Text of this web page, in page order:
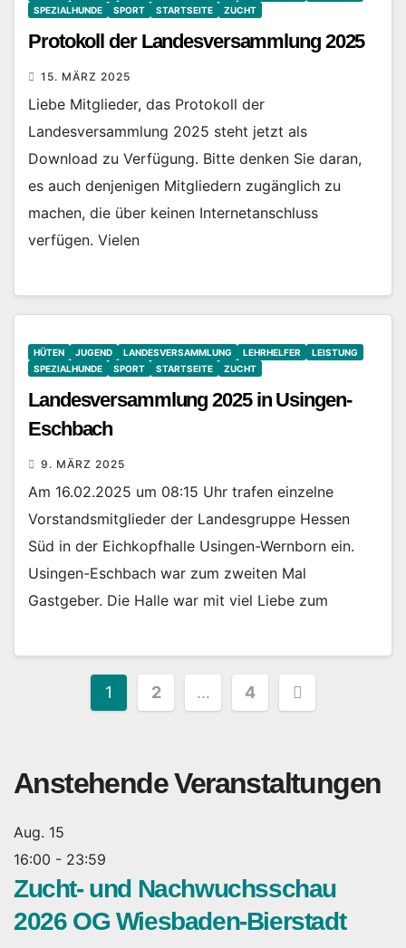
SPEZIALHUNDE SPORT STARTSEITE ZUCHT
Protokoll der Landesversammlung 2025
15. MÄRZ 2025
Liebe Mitglieder, das Protokoll der
Landesversammlung 2025 steht jetzt als
Download zu Verfügung. Bitte denken Sie daran,
es auch denjenigen Mitgliedern zugänglich zu
machen, die über keinen Internetanschluss
verfügen. Vielen
HÜTEN JUGEND LANDESVERSAMMLUNG LEHRHELFER
LEISTUNG
SPEZIALHUNDE
SPORT STARTSEITE ZUCHT
Landesversammlung 2025 in Usingen-
Eschbach
9. MÄRZ 2025
Am 16.02.2025 um 08:15 Uhr trafen einzelne
Vorstandsmitglieder der Landesgruppe Hessen
Süd in der Eichkopfhalle Usingen-Wernborn ein.
Usingen-Eschbach war zum zweiten Mal
Gastgeber. Die Halle war mit viel Liebe zum
Seitennummerierung
Beiträge
1 2 … 4
Anstehende Veranstaltungen
Aug. 15
16:00 - 23:59
Zucht- und Nachwuchsschau
2026 OG Wiesbaden-Bierstadt